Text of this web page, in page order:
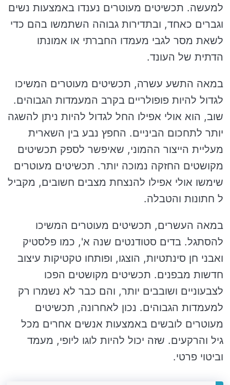
למעשה. תכשיטים מעוטרים נענדו באמצעות נשים
וגברים כאחד, ובתדירות גבוהה השתמשו בהם כדי
לשאת מסר לגבי מעמדו החברתי או אמונתו
הדתית של העונד.
במאה התשע עשרה, תכשיטים מעוטרים המשיכו
לגדול להיות פופולריים בקרב המעמדות הגבוהים.
שוב, הוא אולי אפילו החל לגדול להיות ניתן להשגה
יותר לתחכום הביניים. החפץ נבע בין השארית
מעליית הייצור ההמוני, שאיפשר לספק תכשיטים
מקושטים החזקה נמוכה יותר. תכשיטים מעוטרים
שימשו אולי אפילו להנצחת מצבים חשובים, מקביל
ל חתונות והטבלה.
במאה העשרים, תכשיטים מעוטרים המשיכו
להסתגל. בדים סטודנטים שנה א', כמו פלסטיק
ואבני חן סינתטיות, הוצגו, ופותחו טקטיקות עיצוב
חדשות מבפנים. תכשיטים מקושטים הפכו
לצבעוניים ושובבים יותר, והם כבר לא נשמרו רק
למעמדות הגבוהים. נכון לאחרונה, תכשיטים
מעוטרים לובשים באמצעות אנשים אחרים מכל
גיל והרקעים. שזה יכול להיות לוגו ליופי, מעמד
וביטוי פרטי.